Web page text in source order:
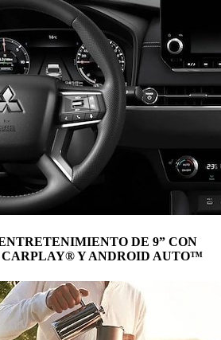
DE 9” CON
CARPLAY® Y ANDROID AUTO™